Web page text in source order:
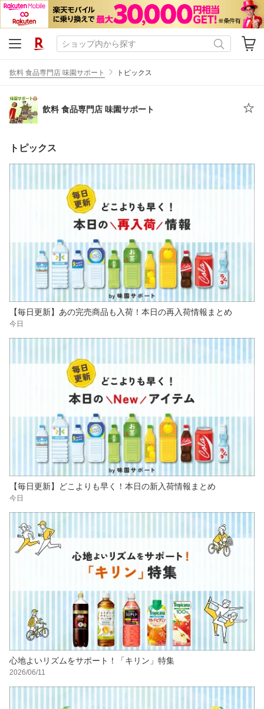
飲料 食品専門店 味園サポート トピックス
飲料 食品専門店 味園サポート
トピックス
【毎日更新】あの完売商品も入荷！本日の再入荷情報まとめ
今日
【毎日更新】どこよりも早く！本日の新入荷情報まとめ
今日
心地よいリズムをサポート！「キリン」特集
2026/06/11